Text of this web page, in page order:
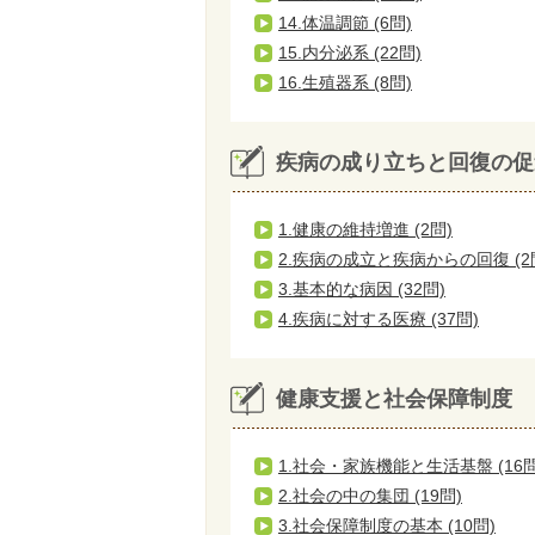
14.体温調節 (6問)
15.内分泌系 (22問)
16.生殖器系 (8問)
疾病の成り立ちと回復の
1.健康の維持増進 (2問)
2.疾病の成立と疾病からの回復 (2
3.基本的な病因 (32問)
4.疾病に対する医療 (37問)
健康支援と社会保障制度
1.社会・家族機能と生活基盤 (16
2.社会の中の集団 (19問)
3.社会保障制度の基本 (10問)